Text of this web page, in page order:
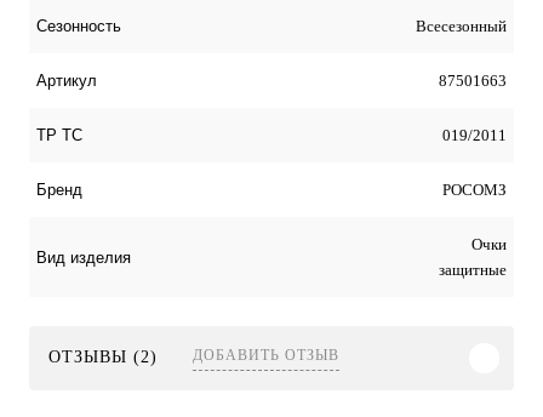
Сезонность Всесезонный
Артикул 87501663
ТР ТС 019/2011
Бренд РОСОМЗ
Вид изделия
Очки
защитные
ОТЗЫВЫ (2) ДОБАВИТЬ ОТЗЫВ